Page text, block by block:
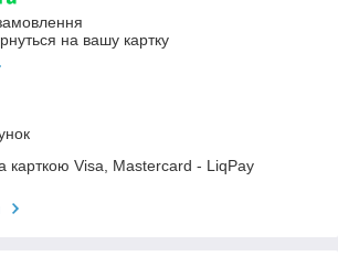
на вашу картку
карткою Visa, Mastercard - LiqPay